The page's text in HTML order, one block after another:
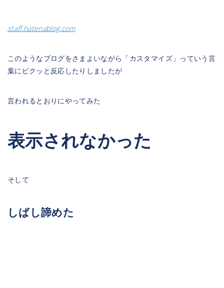
staff.hatenablog.com
このようなブログをさまよいながら「カスタマイズ」っていう言
葉にピクッと反応したりしましたが
言われるとおりにやってみた
表示されなかった
そして
しばし諦めた